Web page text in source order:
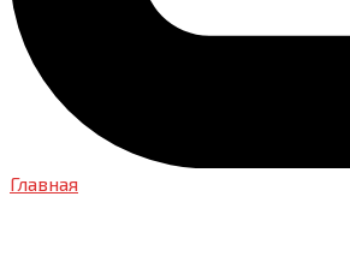
Главная